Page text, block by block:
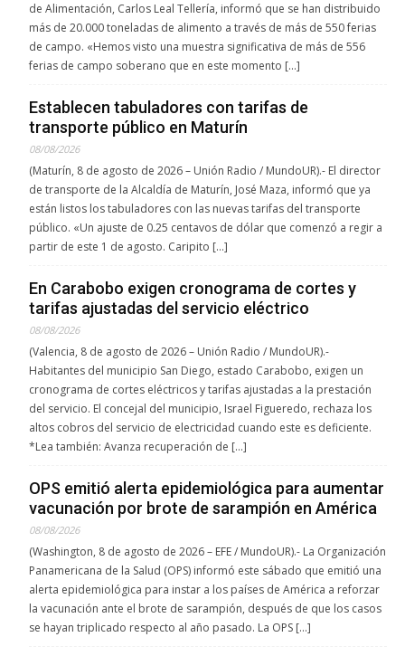
de Alimentación, Carlos Leal Tellería, informó que se han distribuido
más de 20.000 toneladas de alimento a través de más de 550 ferias
de campo. «Hemos visto una muestra significativa de más de 556
ferias de campo soberano que en este momento […]
Establecen tabuladores con tarifas de
transporte público en Maturín
08/08/2026
(Maturín, 8 de agosto de 2026 – Unión Radio / MundoUR).- El director
de transporte de la Alcaldía de Maturín, José Maza, informó que ya
están listos los tabuladores con las nuevas tarifas del transporte
público. «Un ajuste de 0.25 centavos de dólar que comenzó a regir a
partir de este 1 de agosto. Caripito […]
En Carabobo exigen cronograma de cortes y
tarifas ajustadas del servicio eléctrico
08/08/2026
(Valencia, 8 de agosto de 2026 – Unión Radio / MundoUR).-
Habitantes del municipio San Diego, estado Carabobo, exigen un
cronograma de cortes eléctricos y tarifas ajustadas a la prestación
del servicio. El concejal del municipio, Israel Figueredo, rechaza los
altos cobros del servicio de electricidad cuando este es deficiente.
*Lea también: Avanza recuperación de […]
OPS emitió alerta epidemiológica para aumentar
vacunación por brote de sarampión en América
08/08/2026
(Washington, 8 de agosto de 2026 – EFE / MundoUR).- La Organización
Panamericana de la Salud (OPS) informó este sábado que emitió una
alerta epidemiológica para instar a los países de América a reforzar
la vacunación ante el brote de sarampión, después de que los casos
se hayan triplicado respecto al año pasado. La OPS […]